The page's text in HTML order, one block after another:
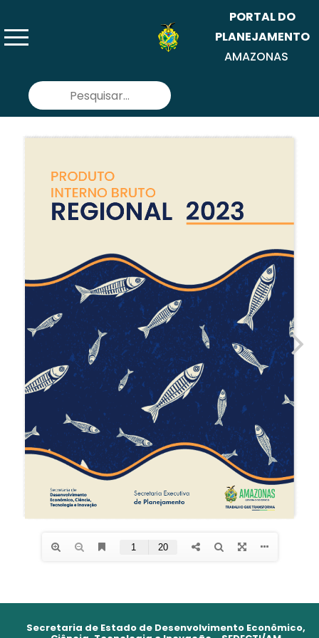
menu
PORTAL DO
PLANEJAMENTO
AMAZONAS
Pesquisar
por:
Secretaria de Estado de Desenvolvimento Econômico,